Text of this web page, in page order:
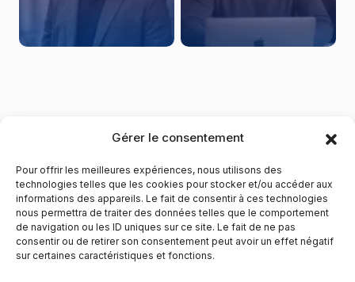
Gérer le consentement
Pour offrir les meilleures expériences, nous utilisons des
technologies telles que les cookies pour stocker et/ou accéder aux
informations des appareils. Le fait de consentir à ces technologies
nous permettra de traiter des données telles que le comportement
de navigation ou les ID uniques sur ce site. Le fait de ne pas
consentir ou de retirer son consentement peut avoir un effet négatif
sur certaines caractéristiques et fonctions.
YubiGeek est un média français dédié aux nouvelles
technologies, à la culture geek et au numérique. Fondé par